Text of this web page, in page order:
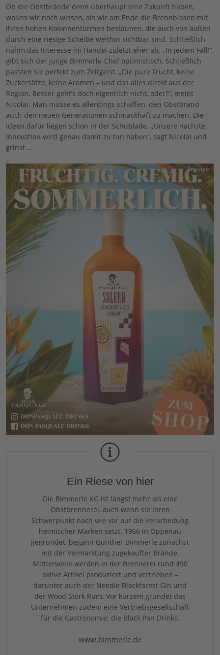
Ob die Obstbrände denn überhaupt eine Zukunft haben,
wollen wir noch wissen, als wir am Ende die Brennblasen mit
ihren hohen Kolonnentürmen bestaunen, die auch von außen
durch eine riesige Scheibe weithin sichtbar sind. Schließlich
nahm das Interesse im Handel zuletzt eher ab. „In jedem Fall!“,
gibt sich der junge Bimmerle-Chef optimistisch. Schließlich
passten sie perfekt zum Zeitgeist. „Die pure Frucht, keine
Zuckersätze, keine Aromen – und das alles direkt aus der
Region. Besser geht’s doch eigentlich nicht, oder?“, meint
Nicolai. Man müsse es allerdings schaffen, den Obstbrand
auch den neuen Generationen schmackhaft zu machen. Die
Ideen dafür liegen schon in der Schublade. „Unsere nächste
Innovation wird genau damit zu tun haben“, sagt Nicolai und
grinst …
Anzeige
Ein Riese von hier
Die Bimmerle KG ist längst mehr als eine
Obstbrennerei, auch wenn sie ihren
Schwerpunkt nach wie vor auf die Verarbeitung
heimischer Marken setzt. 1966 in Oppenau
gegründet, begann Günther Bimmerle zunächst
mit der Vermarktung zugekaufter Brände.
Mittlerweile werden in der Brennerei rund 490
aktive Artikel produziert und vertrieben –
darunter auch der Needle Blackforest Gin und
der Wood Stork Rum. Vor kurzem gründet das
Unternehmen zudem eine Vertriebsgesellschaft
für die Gastronomie: die Black Pan Drinks.
www.bimmerle.de